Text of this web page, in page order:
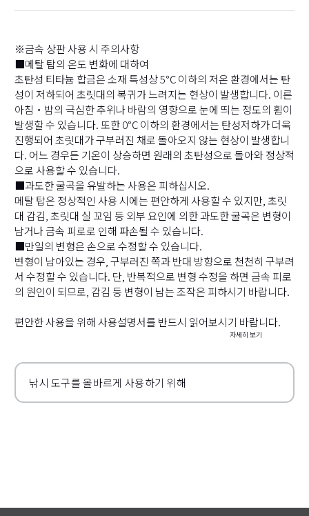
※금속 상판 사용 시 주의사항
■메탈 탑의 온도 변화에 대하여
초탄성 티타늄 합금은 소재 특성상 5℃ 이하의 저온 환경에서는 탄
성이 저하되어 초릿대의 복귀가 느려지는 현상이 발생합니다. 이른
아침・밤의 극심한 추위나 바람의 영향으로 눈에 띄는 정도의 휨이
발생할 수 있습니다. 또한 0℃ 이하의 환경에서는 탄성저하가 더욱
진행되어 초릿대가 구부러진 채로 돌아오지 않는 현상이 발생합니
다. 어느 경우든 기온이 상승하면 원래의 초탄성으로 돌아와 정상적
으로 사용할 수 있습니다.
■과도한 굴곡을 유발하는 사용은 피하십시오.
메탈 탑은 정상적인 사용 시에는 편안하게 사용할 수 있지만, 초릿
대 감김, 초릿대 실 꼬임 등 외부 요인에 의한 과도한 굴곡은 변형이
남거나 금속 피로로 인해 파손될 수 있습니다.
■만일의 변형은 손으로 수정할 수 있습니다.
변형이 남아있는 경우, 구부러진 쪽과 반대 방향으로 천천히 구부려
서 수정할 수 있습니다. 단, 반복적으로 변형 수정을 하면 금속 피로
의 원인이 되므로, 감김 등 변형이 남는 조작은 피하시기 바랍니다.
편안한 사용을 위해 사용설명서를 반드시 읽어보시기 바랍니다.
자세히 보기
낚시 도구를 올바르게 사용하기 위해